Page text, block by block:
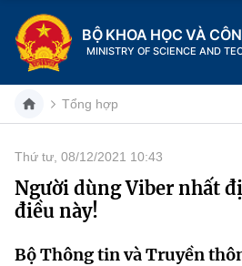
BỘ KHOA HỌC VÀ
MINISTRY OF SCIENCE AND
Danh mục
Trang chủ
Giới thiệu
Tổng hợp
Thứ tư, 08/12/2021 10:43
Người dùng Viber nhất
điều này!
Bộ Thông tin và Truyền